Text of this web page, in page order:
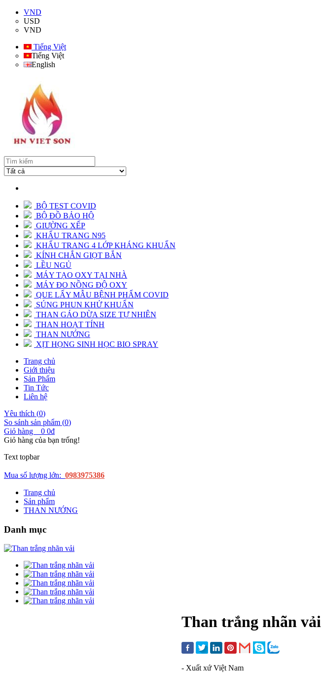
VND
USD
VND
Tiếng Việt
Tiếng Việt
English
BỘ TEST COVID
BỘ ĐỒ BẢO HỘ
GIƯỜNG XẾP
KHẨU TRANG N95
KHẨU TRANG 4 LỚP KHÁNG KHUẨN
KÍNH CHẮN GIỌT BẮN
LỀU NGỦ
MÁY TẠO OXY TẠI NHÀ
MÁY ĐO NỒNG ĐỘ OXY
QUE LẤY MẪU BỆNH PHẨM COVID
SÚNG PHUN KHỬ KHUẨN
THAN GÁO DỪA SIZE TỰ NHIÊN
THAN HOẠT TÍNH
THAN NƯỚNG
XỊT HỌNG SINH HỌC BIO SPRAY
Trang chủ
Giới thiệu
Sản Phẩm
Tin Tức
Liên hệ
Yêu thích (0)
So sánh sản phẩm (0)
Giỏ hàng
0 0đ
Giỏ hàng của bạn trống!
Text topbar
Mua số lượng lớn: 0983975386
Trang chủ
Sản phẩm
THAN NƯỚNG
Danh mục
Than trắng nhãn vải
- Xuất xứ Việt Nam